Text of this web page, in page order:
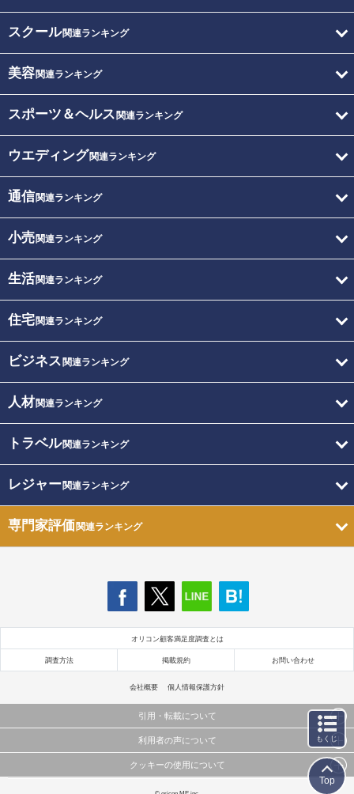
スクール関連ランキング
美容関連ランキング
スポーツ＆ヘルス 関連ランキング
ウエディング関連ランキング
通信関連ランキング
小売関連ランキング
生活関連ランキング
住宅関連ランキング
ビジネス 関連ランキング
人材関連ランキング
トラベル関連ランキング
レジャー関連ランキング
専門家評価関連ランキング
オリコン顧客満足度調査とは
調査方法 掲載規約 お問い合わせ
会社概要 個人情報保護方針
引用・転載について
当サイトで公開されている情報（文字、写真、イラスト、画像データ等）及びこれらの配置・
これらの情報を権利者の許可なく無断転載・複製などの二次利用を行うことは固く禁じており
利用者の声について
当サイトに掲載している内容はすべてサービスの利用者が提出された見解・感想です。
クッキーの使用について
このサイトでは Cookie を使用して、ユーザーに合わせたコンテンツや広告の表示、ソーシャル
もくじ
Top